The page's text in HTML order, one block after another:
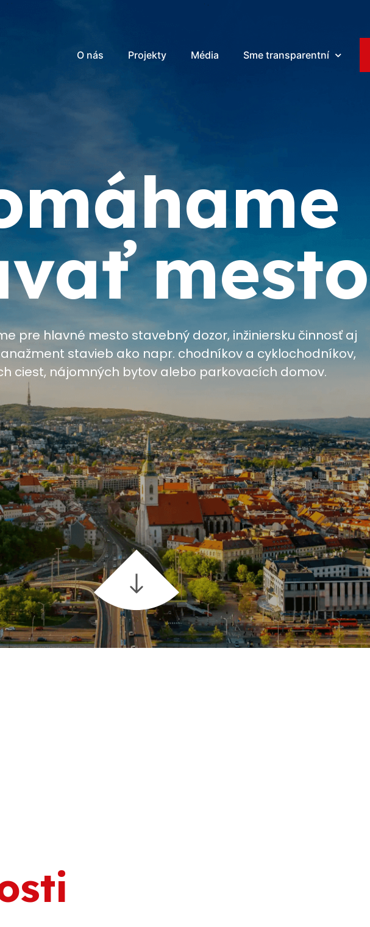
O nás Projekty Média Sme transparentní
mesto
pre hlavné mesto stavebný dozor, inžiniersku činnosť aj
stavieb ako napr. chodníkov a cyklochodníkov,
ciest, nájomných bytov alebo parkovacích domov.